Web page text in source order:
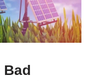
Bad